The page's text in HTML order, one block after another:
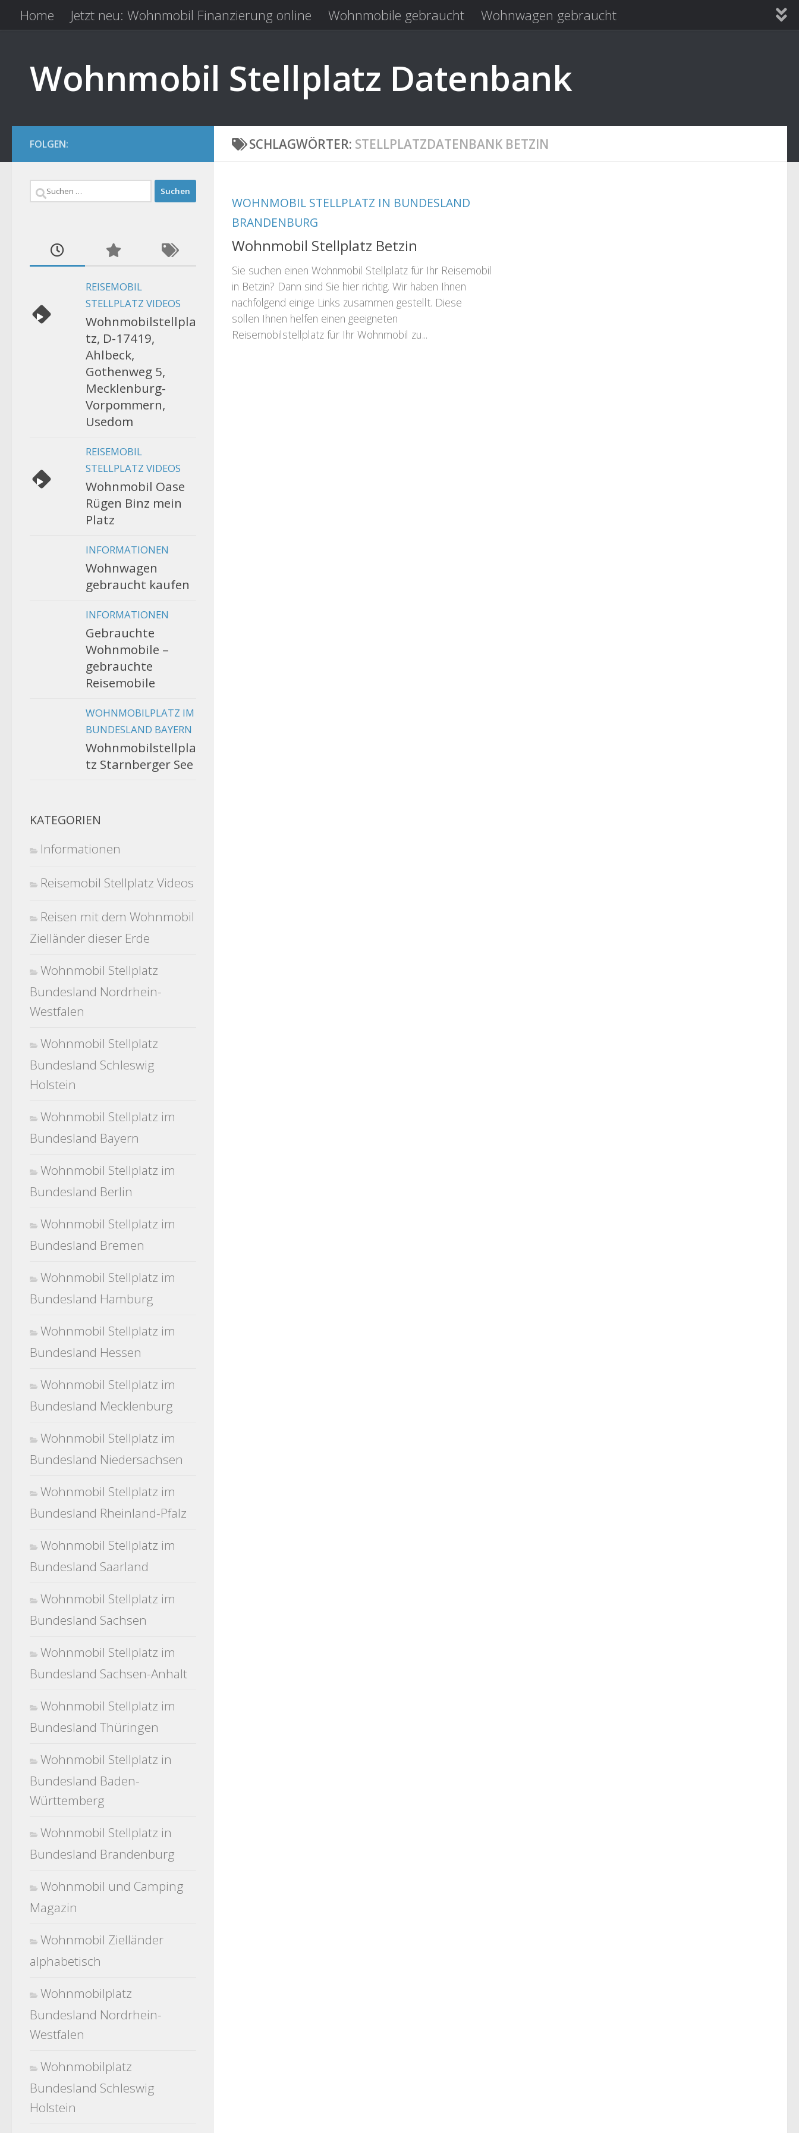
Zum Inhalt springen
Home Jetzt neu: Wohnmobil Finanzierung online Wohnmobile gebraucht
Wohnwagen gebraucht
Wohnmobil Stellplatz Datenbank
SCHLAGWÖRTER: STELLPLATZDATENBANK BETZIN
WOHNMOBIL STELLPLATZ IN BUNDESLAND
BRANDENBURG
Wohnmobil Stellplatz Betzin
Sie suchen einen Wohnmobil Stellplatz für Ihr Reisemobil
in Betzin? Dann sind Sie hier richtig. Wir haben Ihnen
nachfolgend einige Links zusammen gestellt. Diese
sollen Ihnen helfen einen geeigneten
Reisemobilstellplatz für Ihr Wohnmobil zu...
FOLGEN:
Suchen
REISEMOBIL
STELLPLATZ VIDEOS
Wohnmobilstellpla
tz, D-17419,
Ahlbeck,
Gothenweg 5,
Mecklenburg-
Vorpommern,
Usedom
REISEMOBIL
STELLPLATZ VIDEOS
Wohnmobil Oase
Rügen Binz mein
Platz
INFORMATIONEN
Wohnwagen
gebraucht kaufen
INFORMATIONEN
Gebrauchte
Wohnmobile –
gebrauchte
Reisemobile
WOHNMOBILPLATZ IM
BUNDESLAND BAYERN
Wohnmobilstellpla
tz Starnberger See
KATEGORIEN
Informationen
Reisemobil Stellplatz Videos
Reisen mit dem Wohnmobil
Zielländer dieser Erde
Wohnmobil Stellplatz
Bundesland Nordrhein-
Westfalen
Wohnmobil Stellplatz
Bundesland Schleswig
Holstein
Wohnmobil Stellplatz im
Bundesland Bayern
Wohnmobil Stellplatz im
Bundesland Berlin
Wohnmobil Stellplatz im
Bundesland Bremen
Wohnmobil Stellplatz im
Bundesland Hamburg
Wohnmobil Stellplatz im
Bundesland Hessen
Wohnmobil Stellplatz im
Bundesland Mecklenburg
Wohnmobil Stellplatz im
Bundesland Niedersachsen
Wohnmobil Stellplatz im
Bundesland Rheinland-Pfalz
Wohnmobil Stellplatz im
Bundesland Saarland
Wohnmobil Stellplatz im
Bundesland Sachsen
Wohnmobil Stellplatz im
Bundesland Sachsen-Anhalt
Wohnmobil Stellplatz im
Bundesland Thüringen
Wohnmobil Stellplatz in
Bundesland Baden-
Württemberg
Wohnmobil Stellplatz in
Bundesland Brandenburg
Wohnmobil und Camping
Magazin
Wohnmobil Zielländer
alphabetisch
Wohnmobilplatz
Bundesland Nordrhein-
Westfalen
Wohnmobilplatz
Bundesland Schleswig
Holstein